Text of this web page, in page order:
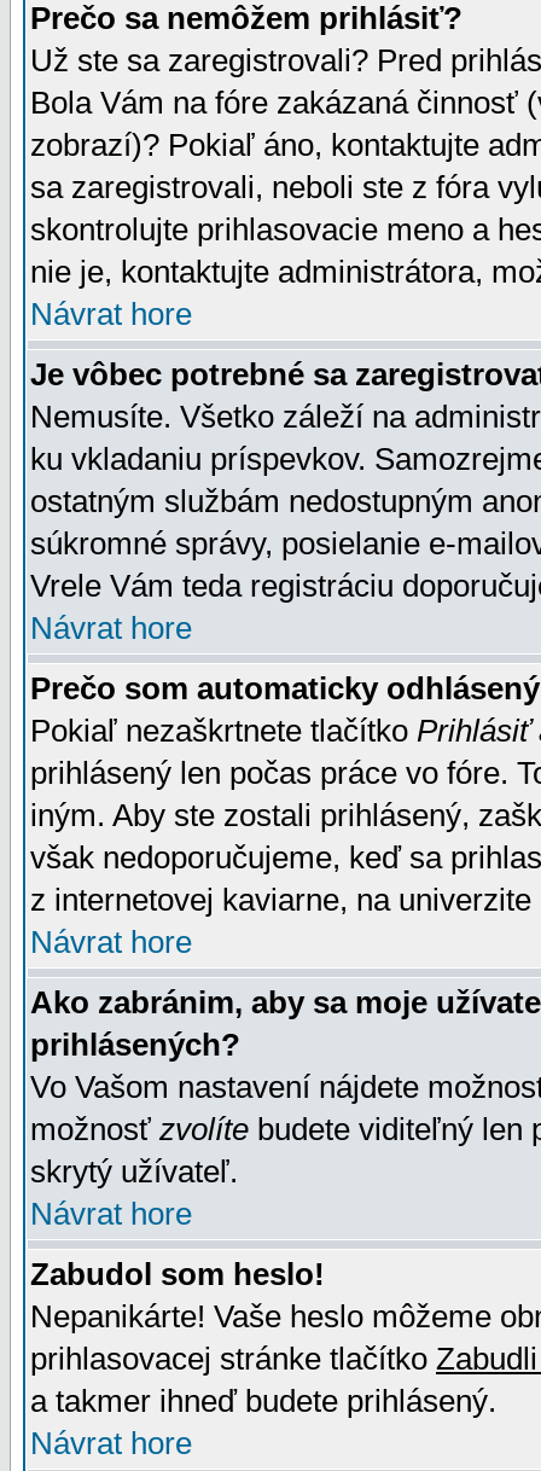
Prečo sa nemôžem prihlásiť?
Už ste sa zaregistrovali? Pred
Bola Vám na fóre zakázaná činnosť
zobrazí)? Pokiaľ áno, kontaktujte
sa zaregistrovali, neboli ste z fóra
skontrolujte prihlasovacie meno a
nie je, kontaktujte administrátora,
Návrat hore
Je vôbec potrebné sa
Nemusíte. Všetko záleží na
ku vkladaniu príspevkov.
ostatným službám nedostupným
súkromné správy, posielanie e-
Vrele Vám teda registráciu
Návrat hore
Prečo som automaticky
Pokiaľ nezaškrtnete tlačítko Prihlásiť
prihlásený len počas práce vo fóre.
iným. Aby ste zostali prihlásený,
však nedoporučujeme, keď sa
z internetovej kaviarne, na univerzite
Návrat hore
Ako zabránim, aby sa moje
prihlásených?
Vo Vašom nastavení nájdete
možnosť zvolíte budete viditeľný len
skrytý užívateľ.
Návrat hore
Zabudol som heslo!
Nepanikárte! Vaše heslo môžeme
prihlasovacej stránke tlačítko
a takmer ihneď budete prihlásený.
Návrat hore